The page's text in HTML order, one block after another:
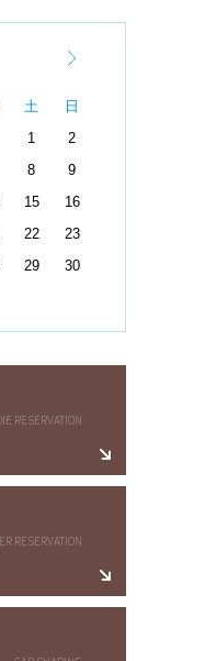
土
日
1
2
8
9
15
16
22
23
29
30